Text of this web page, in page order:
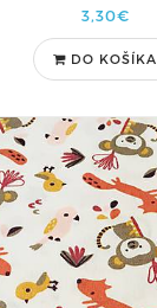
3,30€
DO KOŠÍKA